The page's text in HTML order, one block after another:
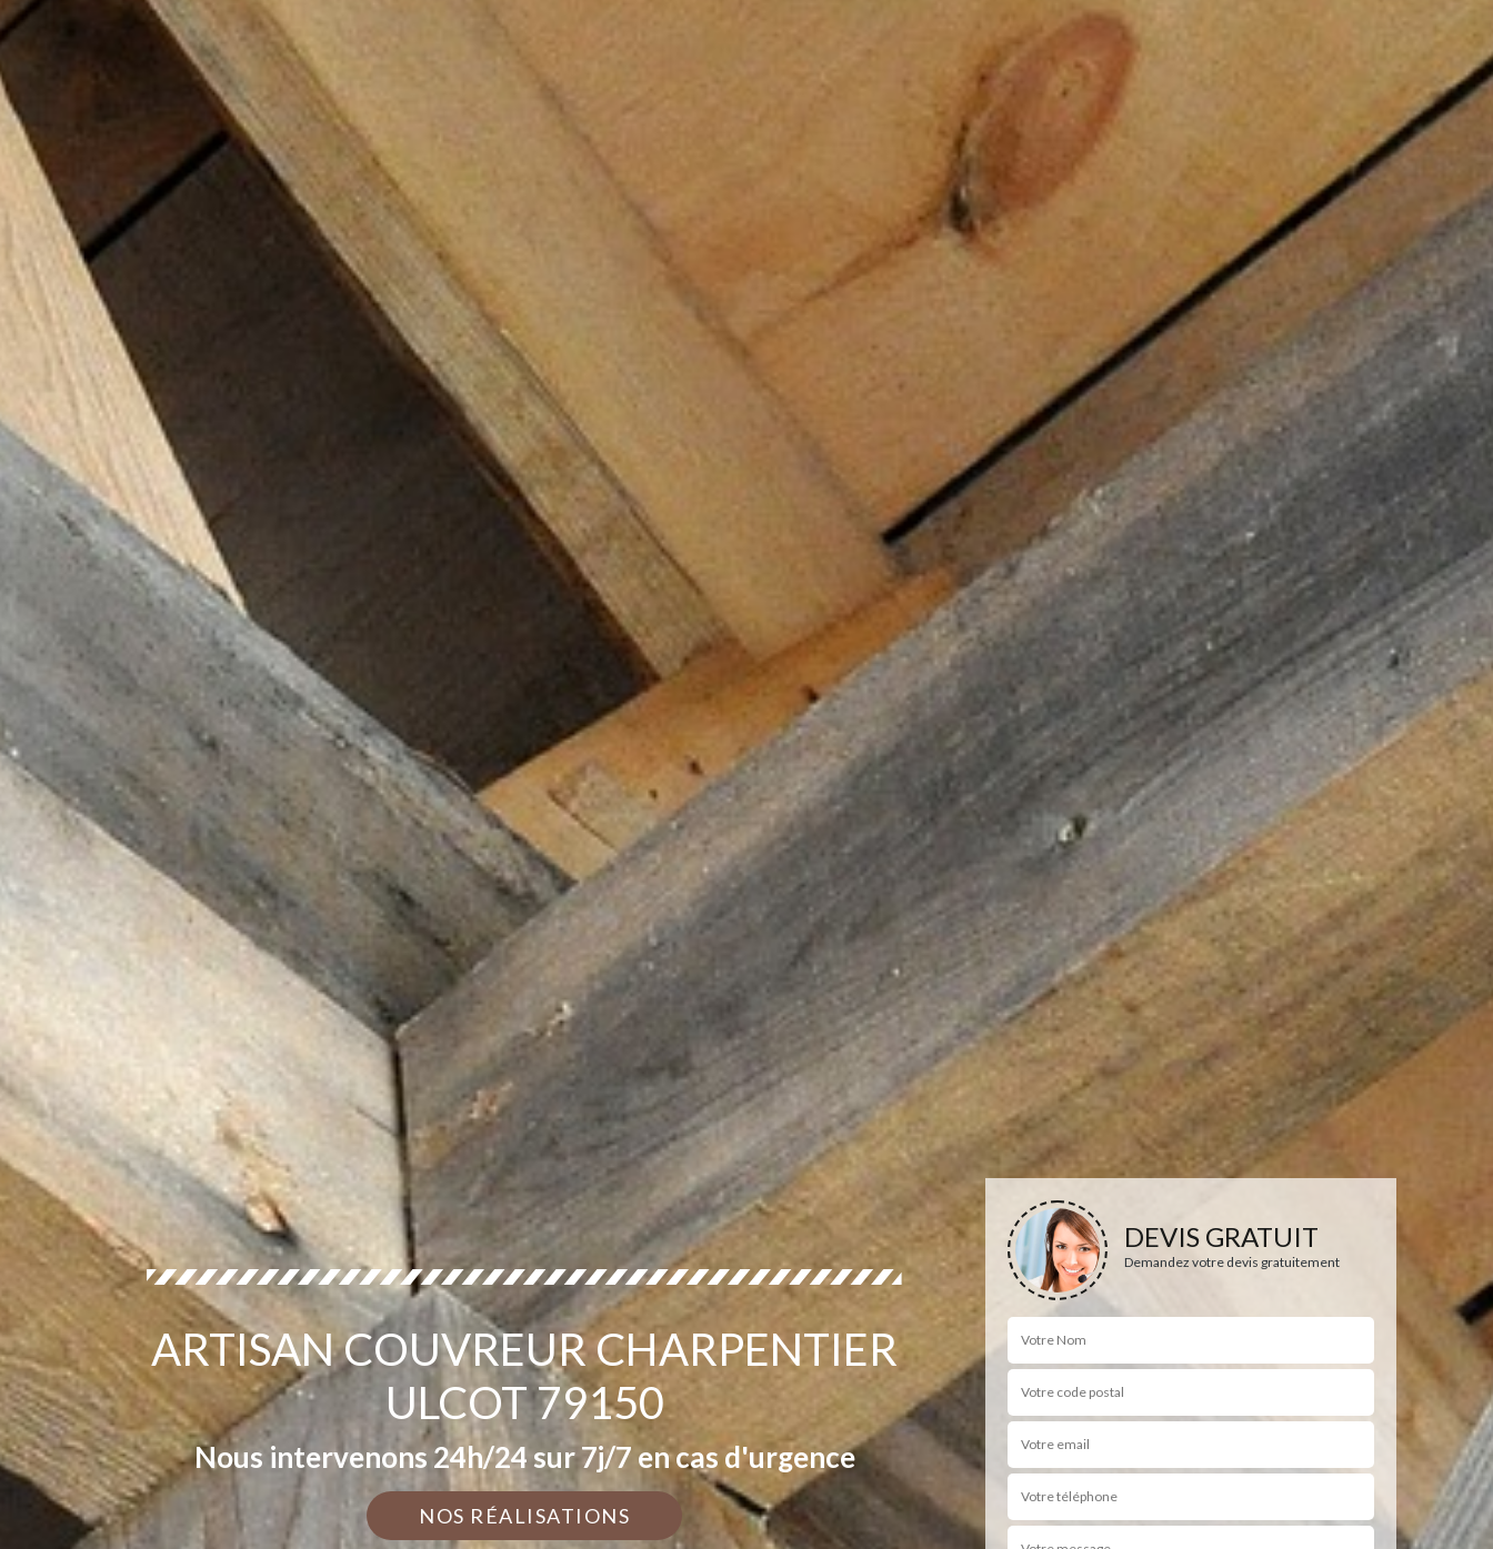
ARTISAN COUVREUR CHARPENTIER
ULCOT 79150
Nous intervenons 24h/24 sur 7j/7 en cas d'urgence
NOS RÉALISATIONS
DEVIS GRATUIT
Demandez votre devis gratuitement